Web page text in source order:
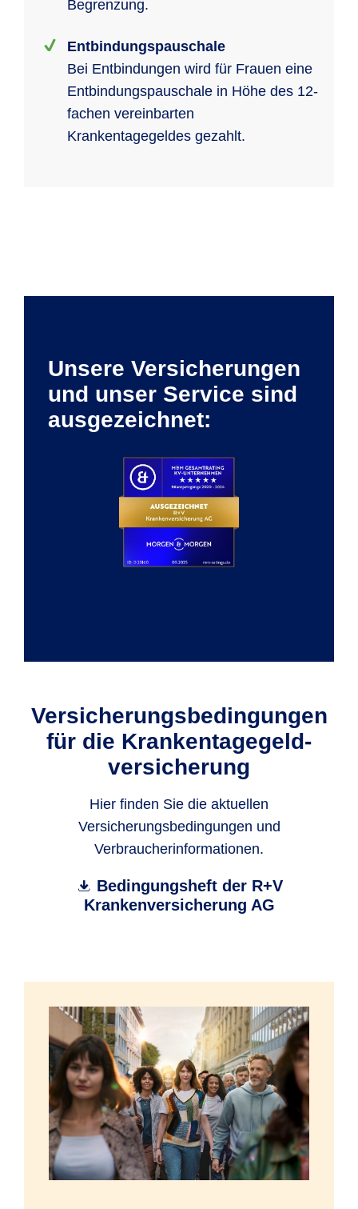
Begrenzung.
Entbindungspauschale
Bei Entbindungen wird für Frauen eine
Entbindungspauschale in Höhe des 12-
fachen vereinbarten
Krankentagegeldes gezahlt.
Unsere Versicherungen
und unser Service sind
ausgezeichnet:
Versicherungs­bedingungen
für die Krankentagegeld­
versicherung
Hier finden Sie die aktuellen
Versicherungsbedingungen und
Verbraucherinformationen.
Bedingungsheft der R+V
Krankenversicherung AG